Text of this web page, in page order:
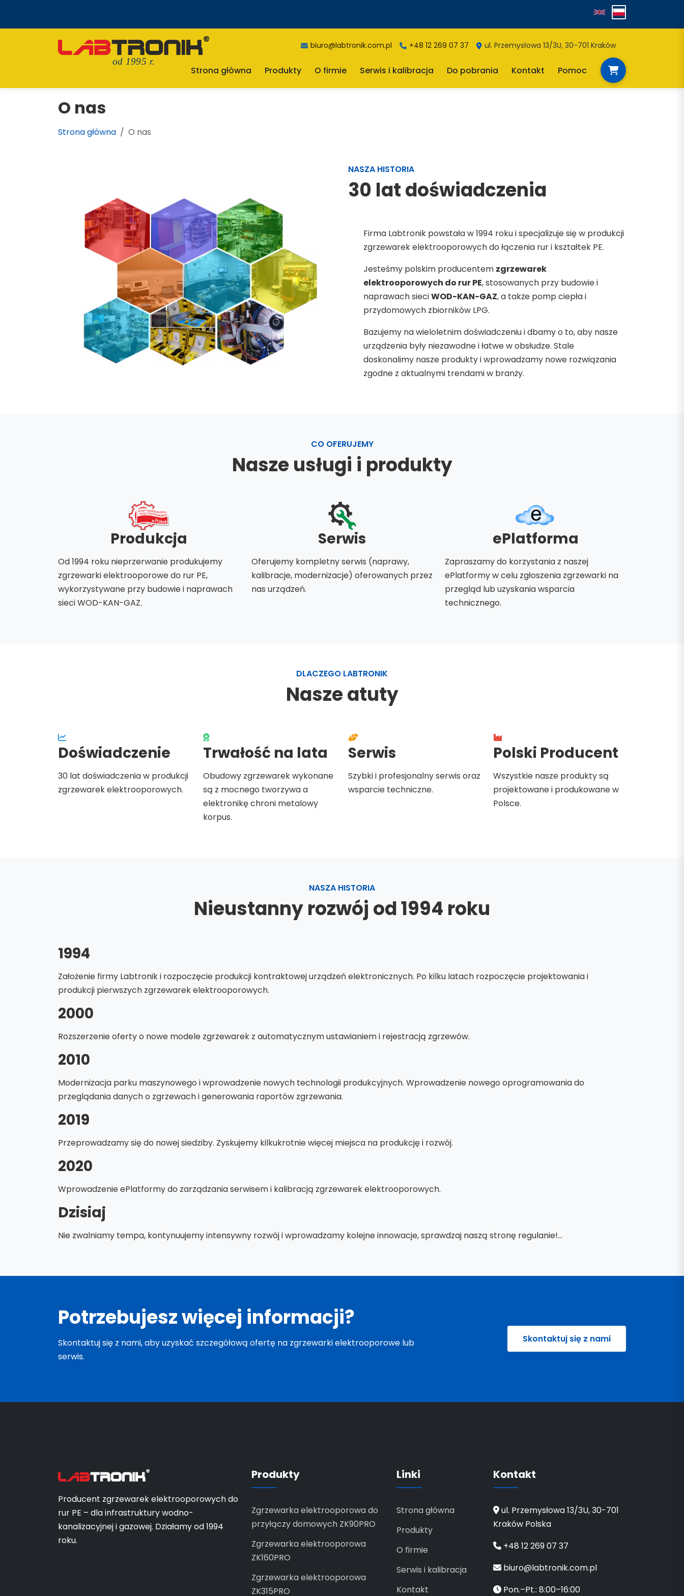
od 1995 r.
biuro@labtronik.com.pl +48 12 269 07 37 ul. Przemysłowa 13/3U, 30-701 Kraków
Strona główna Produkty O firmie Serwis i kalibracja Do pobrania Kontakt Pomoc
O nas
Strona główna O nas
NASZA HISTORIA
30 lat doświadczenia
Firma Labtronik powstała w 1994 roku i specjalizuje się w produkcji
zgrzewarek elektrooporowych do łączenia rur i kształtek PE.
Jesteśmy polskim producentem zgrzewarek
elektrooporowych do rur PE, stosowanych przy budowie i
naprawach sieciWOD-KAN-GAZ, a także pomp ciepła i
przydomowych zbiorników LPG.
Bazujemy na wieloletnim doświadczeniu i dbamy o to, aby nasze
urządzenia były niezawodne i łatwe w obsłudze. Stale
doskonalimy nasze produkty i wprowadzamy nowe rozwiązania
zgodne z aktualnymi trendami w branży.
CO OFERUJEMY
Nasze usługi i produkty
Produkcja
Od 1994 roku nieprzerwanie produkujemy
zgrzewarki elektrooporowe do rur PE,
wykorzystywane przy budowie i naprawach
sieci WOD-KAN-GAZ.
Serwis
Oferujemy kompletny serwis (naprawy,
kalibracje, modernizacje) oferowanych przez
nas urządzeń.
ePlatforma
Zapraszamy do korzystania z naszej
ePlatformy w celu zgłoszenia zgrzewarki na
przegląd lub uzyskania wsparcia
technicznego.
DLACZEGO LABTRONIK
Nasze atuty
Doświadczenie
30 lat doświadczenia w produkcji
zgrzewarek elektrooporowych.
Trwałość na lata
Obudowy zgrzewarek wykonane
są z mocnego tworzywa a
elektronikę chroni metalowy
korpus.
Serwis
Szybki i profesjonalny serwis oraz
wsparcie techniczne.
Polski Producent
Wszystkie nasze produkty są
projektowane i produkowane w
Polsce.
NASZA HISTORIA
Nieustanny rozwój od 1994 roku
1994
Założenie firmy Labtronik i rozpoczęcie produkcji kontraktowej urządzeń elektronicznych. Po kilku latach rozpoczęcie projektowania i
produkcji pierwszych zgrzewarek elektrooporowych.
2000
Rozszerzenie oferty o nowe modele zgrzewarek z automatycznym ustawianiem i rejestracją zgrzewów.
2010
Modernizacja parku maszynowego i wprowadzenie nowych technologii produkcyjnych. Wprowadzenie nowego oprogramowania do
przeglądania danych o zgrzewach i generowania raportów zgrzewania.
2019
Przeprowadzamy się do nowej siedziby. Zyskujemy kilkukrotnie więcej miejsca na produkcję i rozwój.
2020
Wprowadzenie ePlatformy do zarządzania serwisem i kalibracją zgrzewarek elektrooporowych.
Dzisiaj
Nie zwalniamy tempa, kontynuujemy intensywny rozwój i wprowadzamy kolejne innowacje, sprawdzaj naszą stronę regulanie!...
Potrzebujesz więcej informacji?
Skontaktuj się z nami, aby uzyskać szczegółową ofertę na zgrzewarki elektrooporowe lub
serwis.
Skontaktuj się z nami
Producent zgrzewarek elektrooporowych do
rur PE – dla infrastruktury wodno-
kanalizacyjnej i gazowej. Działamy od 1994
roku.
Produkty
Zgrzewarka elektrooporowa do
przyłączy domowych ZK90PRO
Zgrzewarka elektrooporowa
ZK160PRO
Zgrzewarka elektrooporowa
ZK315PRO
Linki
Strona główna
Produkty
O firmie
Serwis i kalibracja
Kontakt
Kontakt
ul. Przemysłowa 13/3U, 30-701
Kraków Polska
+48 12 269 07 37
biuro@labtronik.com.pl
Pon.–Pt.: 8:00–16:00